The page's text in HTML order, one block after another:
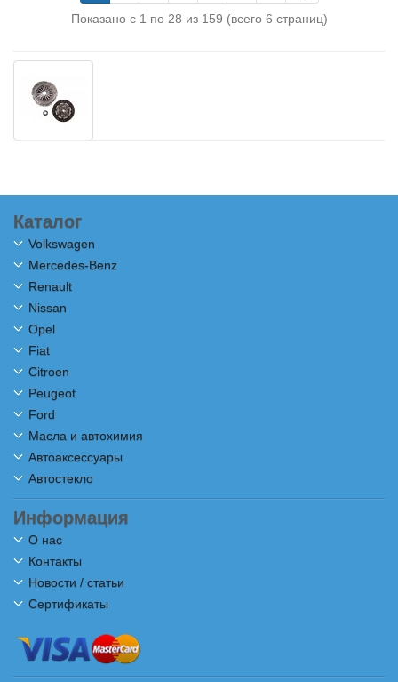
Показано с 1 по 28 из 159 (всего 6 страниц)
Каталог
Volkswagen
Mercedes-Benz
Renault
Nissan
Opel
Fiat
Citroen
Peugeot
Ford
Масла и автохимия
Автоаксессуары
Автостекло
Информация
О нас
Контакты
Новости / статьи
Сертификаты